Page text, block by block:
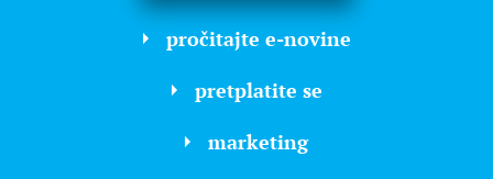
pročitajte e-novine
pretplatite se
marketing